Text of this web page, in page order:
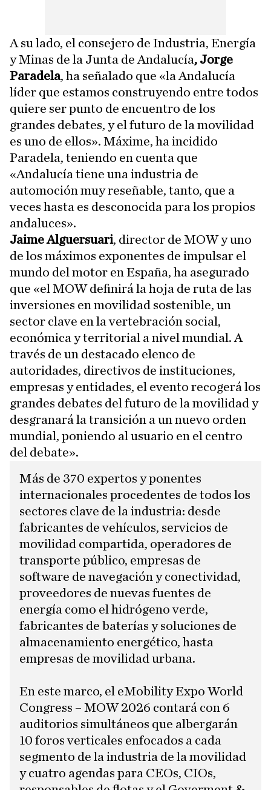
A su lado, el consejero de Industria, Energía
y Minas de la Junta de Andalucía, Jorge
Paradela, ha señalado que «la Andalucía
líder que estamos construyendo entre todos
quiere ser punto de encuentro de los
grandes debates, y el futuro de la movilidad
es uno de ellos». Máxime, ha incidido
Paradela, teniendo en cuenta que
«Andalucía tiene una industria de
automoción muy reseñable, tanto, que a
veces hasta es desconocida para los propios
andaluces».
Jaime Alguersuari, director de MOW y uno
de los máximos exponentes de impulsar el
mundo del motor en España, ha asegurado
que «el MOW definirá la hoja de ruta de las
inversiones en movilidad sostenible, un
sector clave en la vertebración social,
económica y territorial a nivel mundial. A
través de un destacado elenco de
autoridades, directivos de instituciones,
empresas y entidades, el evento recogerá los
grandes debates del futuro de la movilidad y
desgranará la transición a un nuevo orden
mundial, poniendo al usuario en el centro
del debate».
Más de 370 expertos y ponentes
internacionales procedentes de todos los
sectores clave de la industria: desde
fabricantes de vehículos, servicios de
movilidad compartida, operadores de
transporte público, empresas de
software de navegación y conectividad,
proveedores de nuevas fuentes de
energía como el hidrógeno verde,
fabricantes de baterías y soluciones de
almacenamiento energético, hasta
empresas de movilidad urbana.
En este marco, el eMobility Expo World
Congress – MOW 2026 contará con 6
auditorios simultáneos que albergarán
10 foros verticales enfocados a cada
segmento de la industria de la movilidad
y cuatro agendas para CEOs, CIOs,